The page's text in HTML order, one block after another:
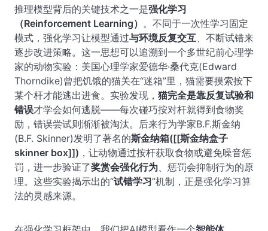
推理模型背后的关键技术之一是强化学习
（Reinforcement Learning） 。不同于一次性学习固定
模式，强化学习让模型通过与环境反复交互 、不断试错来
逐步改进策略。这一思想可以追溯到一个多世纪前心理学
家的动物实验：美国心理学家爱德华·桑代克(Edward
Thorndike)曾把饥饿的猫关在“迷箱”里，猫需要摸索按下
某个杆才能逃出进食。实验发现， 猫完全是靠反复试验和
错误才学会如何逃脱——每次碰巧按对杆就得到食物奖
励，错误尝试则渐渐被淘汰。后来行为学家B.F.斯金纳
(B.F. Skinner)发明了著名的斯金纳箱([[斯金纳盒子
skinner box]]) ，让动物通过按杆获取食物或避免噪音惩
罚，进一步验证了奖赏会强化行为 、惩罚会抑制行为的原
理。这些实验揭示出的“试错学习”机制，正是强化学习算
法的灵感来源。